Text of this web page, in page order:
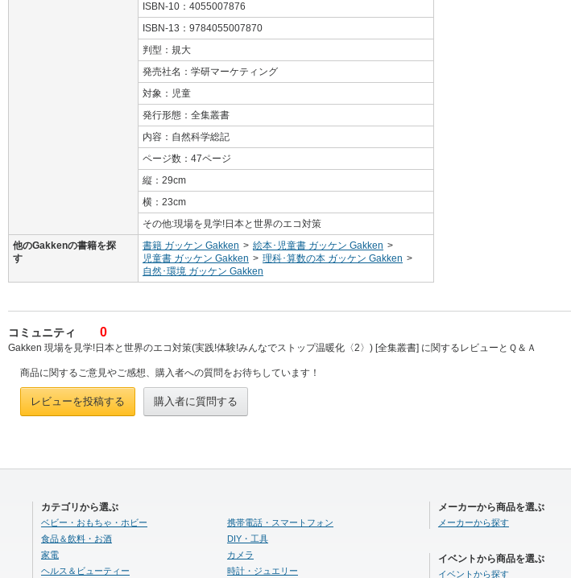
ISBN-10：4055007876
ISBN-13：9784055007870
判型：規大
発売社名：学研マーケティング
対象：児童
発行形態：全集叢書
内容：自然科学総記
ページ数：47ページ
縦：29cm
横：23cm
その他:現場を見学!日本と世界のエコ対策
他のGakkenの書籍を探
す
書籍 ガッケン Gakken > 絵本･児童書 ガッケン Gakken >
児童書 ガッケン Gakken > 理科･算数の本 ガッケン Gakken >
自然･環境 ガッケン Gakken
コミュニティ 0
Gakken 現場を見学!日本と世界のエコ対策(実践!体験!みんなでストップ温暖化〈2〉) [全集叢書] に関するレビューとＱ＆Ａ
商品に関するご意見やご感想、購入者への質問をお待ちしています！
レビューを投稿する 購入者に質問する
カテゴリから選ぶ
ベビー・おもちゃ・ホビー
食品＆飲料・お酒
家電
ヘルス＆ビューティー
携帯電話・スマートフォン
DIY・工具
カメラ
時計・ジュエリー
メーカーから商品を選ぶ
メーカーから探す
イベントから商品を選ぶ
イベントから探す